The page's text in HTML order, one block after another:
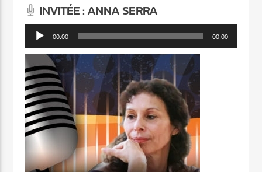
INVITÉE : ANNA SERRA
Lecteur 00:00 00:00